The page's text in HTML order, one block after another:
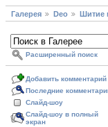
Галерея Deo Шитие
Расширенный поиск
Добавить комментарий
Последние
Слайд-шоу
Слайд-шоу в полный
экран